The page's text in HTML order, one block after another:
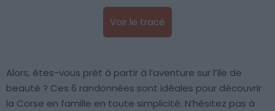
Voir le tracé
Alors, êtes-vous prêt à partir à l’aventure sur l’île de
beauté ? Ces 6 randonnées sont idéales pour découvrir
la Corse en famille en toute simplicité. N’hésitez pas à